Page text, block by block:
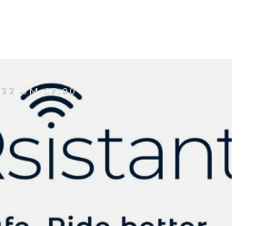
UM 17:00